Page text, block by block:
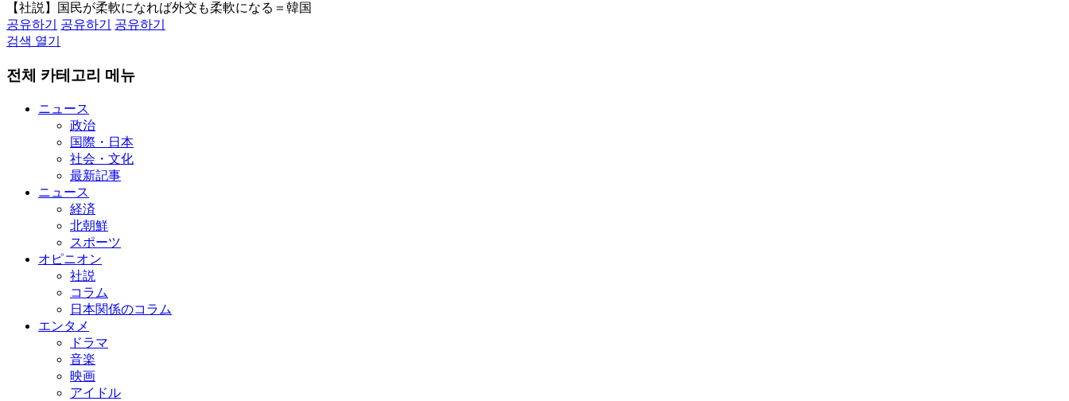
【社説】国民が柔軟になれば外交も柔軟になる＝韓国
공유하기
공유하기
공유하기
검색 열기
전체 카테고리 메뉴
ニュース
政治
国際・日本
社会・文化
最新記事
ニュース
経済
北朝鮮
スポーツ
オピニオン
社説
コラム
日本関係のコラム
エンタメ
ドラマ
音楽
映画
アイドル